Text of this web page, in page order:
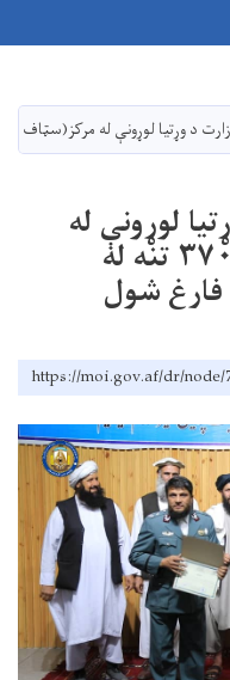
لوړونې له مرکز(سټاف کالج) څخه ۳۷۰ تنه له مسلکي زده کړو
لوړونې له
مرکز(سټاف کالج) څخه ۳۷۰ تنه له
شول
https://moi.gov.af/dr/node/